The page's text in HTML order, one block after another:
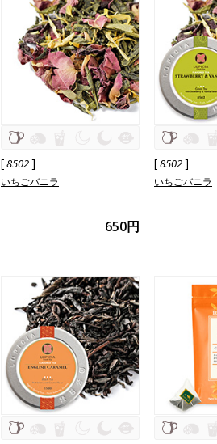
[8502]
いちごバニラ
650円
[8502]
いちごバニラ